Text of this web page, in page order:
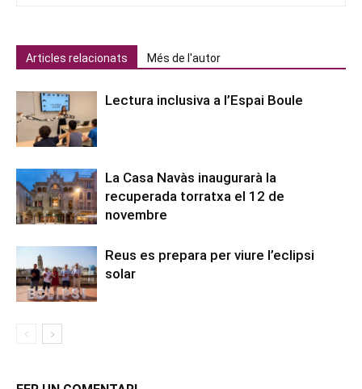
Articles relacionats Més de l'autor
Lectura inclusiva a l’Espai Boule
La Casa Navàs inaugurarà la
recuperada torratxa el 12 de
novembre
Reus es prepara per viure l’eclipsi
solar